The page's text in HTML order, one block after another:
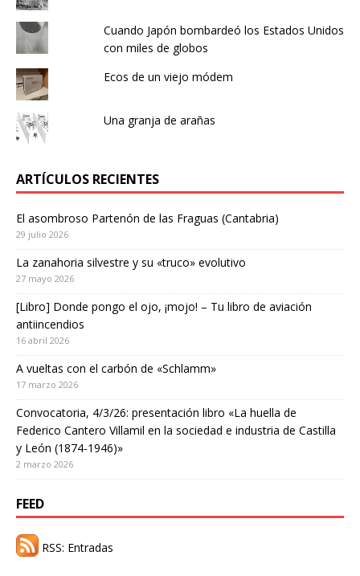
Cuando Japón bombardeó los Estados Unidos
con miles de globos
Ecos de un viejo módem
Una granja de arañas
ARTÍCULOS RECIENTES
El asombroso Partenón de las Fraguas (Cantabria)
29 julio 2026
La zanahoria silvestre y su «truco» evolutivo
27 mayo 2026
[Libro] Donde pongo el ojo, ¡mojo! – Tu libro de aviación
antiincendios
16 abril 2026
A vueltas con el carbón de «Schlamm»
17 marzo 2026
Convocatoria, 4/3/26: presentación libro «La huella de
Federico Cantero Villamil en la sociedad e industria de Castilla
y León (1874-1946)»
2 marzo 2026
FEED
RSS: Entradas